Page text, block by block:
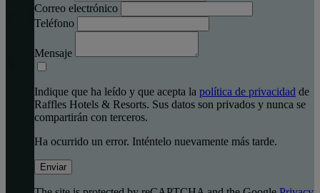
Correo electrónico
Teléfono
Mensaje
Indique que ha leído y que acepta la política de privacidad de
Raffles Hotels & Resorts. Sus datos son privados y nunca se
compartirán con terceros.
Ha ocurrido un error. Inténtelo nuevamente más tarde.
Enviar